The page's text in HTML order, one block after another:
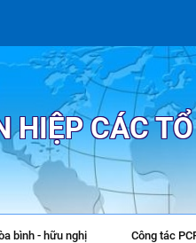
HIỆP CÁC
bình - hữu nghị Công tác